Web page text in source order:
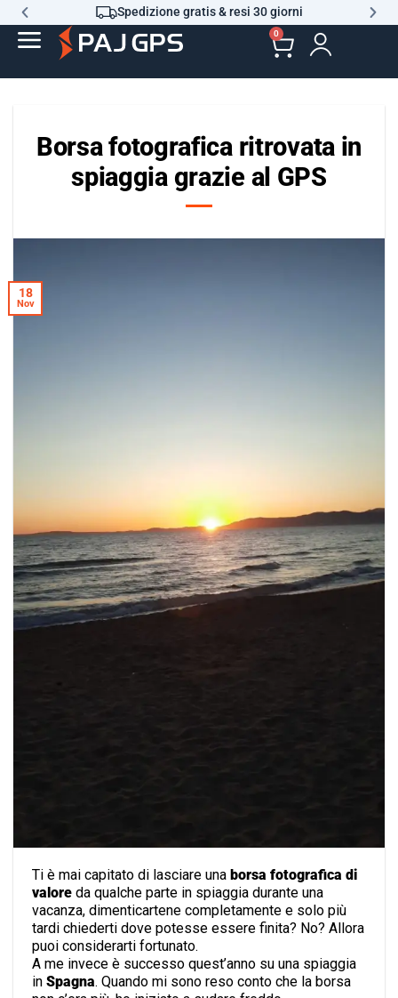
Spedizione gratis & resi 30 giorni
0
Borsa fotografica ritrovata in
spiaggia grazie al GPS
18
Nov
Ti è mai capitato di lasciare unaborsa fotografica di
valore da qualche parte in spiaggia durante una
vacanza, dimenticartene completamente e solo più
tardi chiederti dove potesse essere finita? No? Allora
puoi considerarti fortunato.
A me invece è successo quest’anno su una spiaggia
inSpagna. Quando mi sono reso conto che la borsa